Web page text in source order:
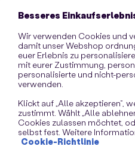
Besseres
Wir verwenden Cookies und
damit unser Webshop
euer Erlebnis zu
mit eurer Zustimmung,
personalisierte und nicht-
verwenden.
Klickt auf „Alle akzeptieren“,
zustimmt. Wählt „Alle
Cookies zulassen möchtet,
selbst fest. Weitere
Cookie-Richtlinie